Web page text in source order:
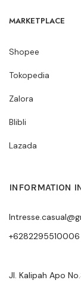
MARKETPLACE
Shopee
Tokopedia
Zalora
Blibli
Lazada
INFORMATION
+6282295510006
Jl. Kalipah Apo